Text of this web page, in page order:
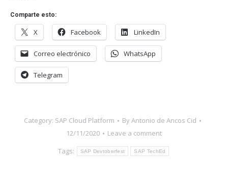
Comparte esto:
X Facebook LinkedIn
Correo electrónico WhatsApp
Telegram
Category: SAP Cloud Platform ByAntonio de Ancos Cid
12/11/2020
Leave a comment
Tags:
SAP Devtoberfest SAP TechEd